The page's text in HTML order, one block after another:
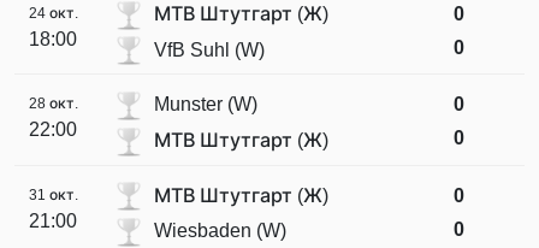
24 окт.
18:00
МТВ Штутгарт (Ж)
VfB Suhl (W)
0
0
28 окт.
22:00
Munster (W)
МТВ Штутгарт (Ж)
0
0
31 окт.
21:00
МТВ Штутгарт (Ж)
Wiesbaden (W)
0
0